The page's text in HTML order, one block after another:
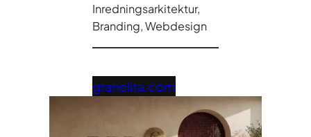
Inredningsarkitektur,
Branding, Webdesign
granolita.com